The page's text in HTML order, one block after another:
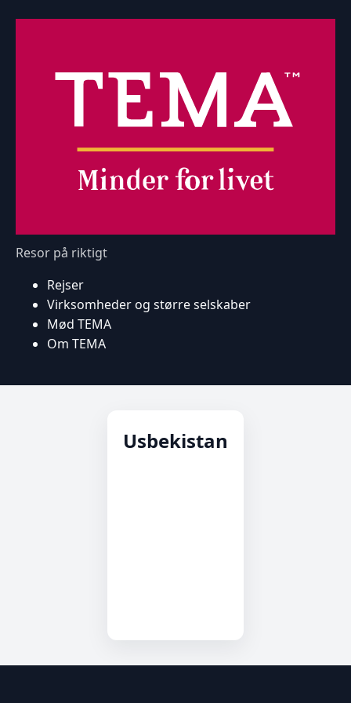
Resor på riktigt
Rejser
Virksomheder og større selskaber
Mød TEMA
Om TEMA
Usbekistan